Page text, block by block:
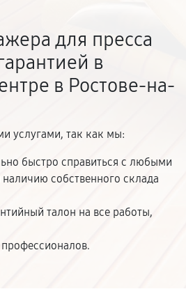
для пресса
в
в Ростове-на-
услугами, так как мы:
быстро справиться с любыми
собственного склада
талон на все работы,